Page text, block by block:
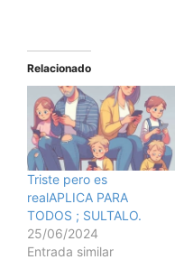
Relacionado
Triste pero es
realAPLICA PARA
TODOS ; SULTALO.
25/06/2024
Entrada similar